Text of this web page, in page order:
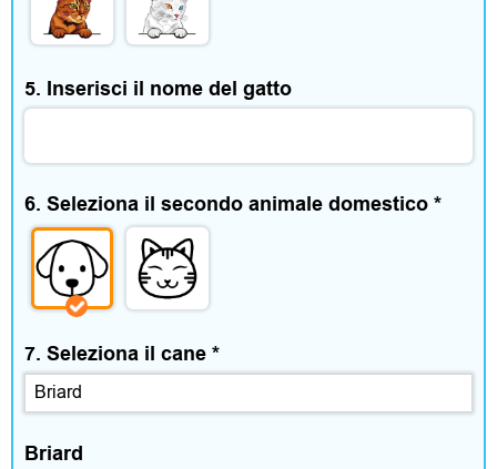
C
s
a
e
t
e
p
o
5. Inserisci il nome del gatto
6. Seleziona il secondo animale domestico *
7. Seleziona il cane *
Briard